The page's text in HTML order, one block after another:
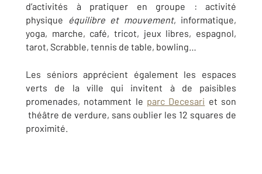
d’activités à pratiquer en groupe : activité
physique équilibre et mouvement, informatique,
yoga, marche, café, tricot, jeux libres, espagnol,
tarot, Scrabble, tennis de table, bowling…
Les séniors apprécient également les espaces
verts de la ville qui invitent à de paisibles
promenades, notamment le parc Decesari et son
théâtre de verdure, sans oublier les 12 squares de
proximité.